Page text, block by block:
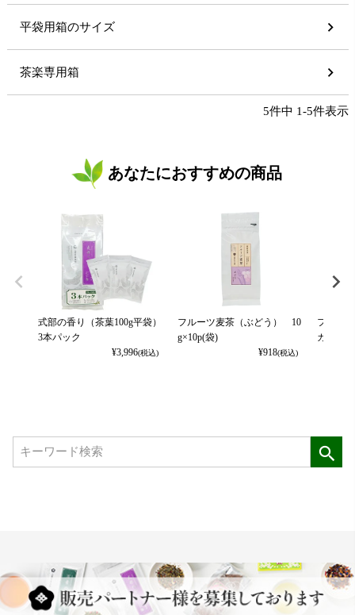
平袋用箱のサイズ
茶楽専用箱
5件中 1-5件表示
あなたにおすすめの商品
式部の香り（茶葉100g平袋）
3本パック
¥3,996(税込)
フルーツ麦茶（ぶどう） 10
g×10p(袋)
¥918(税込)
フルー
カット